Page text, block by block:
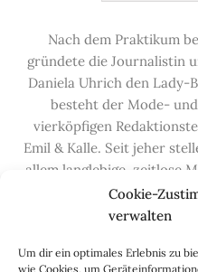
Cookie-
verwalten
Um dir ein optimales Erlebnis zu
wie Cookies, um
Nach dem Praktikum
gründete die Journalistin
Daniela Uhrich den Lady-
besteht der Mode-
vierköpfigen
Emil & Kalle. Seit jeher
allem langlebige, zeitlose
vor, die hochwertig
Bedingungen
Handwerksberufe und